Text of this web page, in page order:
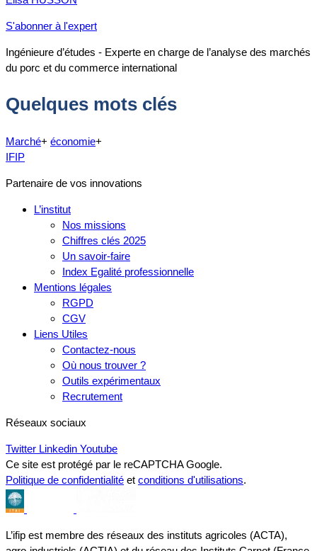
S'abonner à l'expert
Ingénieure d’études - Experte en charge de l’analyse des marchés
du porc et du commerce international
Quelques mots clés
Marché+ économie+
IFIP
Partenaire de vos innovations
L’institut
Nos missions
Chiffres clés 2025
Un savoir-faire
Index Egalité professionnelle
Mentions légales
RGPD
CGV
Liens Utiles
Contactez-nous
Où nous trouver ?
Outils expérimentaux
Recrutement
Réseaux sociaux
Twitter Linkedin Youtube
Ce site est protégé par le reCAPTCHA Google.
Politique de confidentialité et conditions d'utilisations.
L’ifip est membre des réseaux des instituts agricoles (ACTA),